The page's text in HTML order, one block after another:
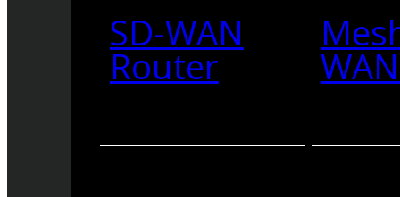
SD-WAN
Router